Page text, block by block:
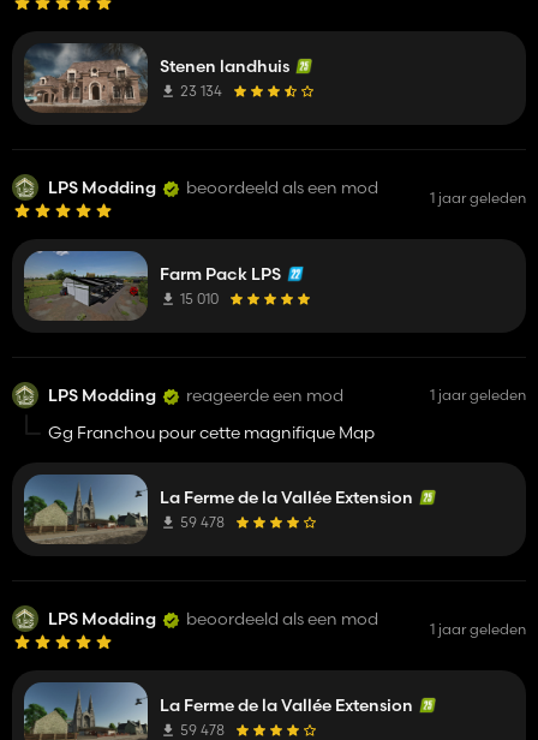
Stenen landhuis
23 134
LPS Modding beoordeeld als een mod 1 jaar geleden
Farm Pack LPS
15 010
LPS Modding reageerde een mod 1 jaar geleden
Gg Franchou pour cette magnifique Map
La Ferme de la Vallée Extension
59 478
LPS Modding beoordeeld als een mod 1 jaar geleden
La Ferme de la Vallée Extension
59 478